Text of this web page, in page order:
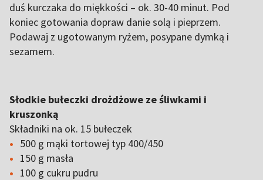
duś kurczaka do miękkości – ok. 30-40 minut. Pod
koniec gotowania dopraw danie solą i pieprzem.
Podawaj z ugotowanym ryżem, posypane dymką i
sezamem.
Słodkie bułeczki drożdżowe ze śliwkami i
kruszonką
Składniki na ok. 15 bułeczek
500 g mąki tortowej typ 400/450
150 g masła
100 g cukru pudru